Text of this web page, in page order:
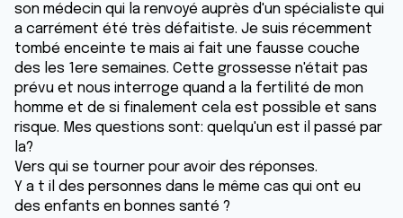
son médecin qui la renvoyé auprès d'un spécialiste qui
a carrément été très défaitiste. Je suis récemment
tombé enceinte te mais ai fait une fausse couche
des les 1ere semaines. Cette grossesse n'était pas
prévu et nous interroge quand a la fertilité de mon
homme et de si finalement cela est possible et sans
risque. Mes questions sont: quelqu'un est il passé par
la?
Vers qui se tourner pour avoir des réponses.
Y a t il des personnes dans le même cas qui ont eu
des enfants en bonnes santé ?